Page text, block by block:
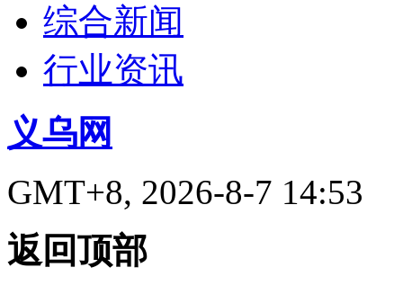
综合新闻
行业资讯
义乌网
GMT+8, 2026-8-7 14:53
返回顶部